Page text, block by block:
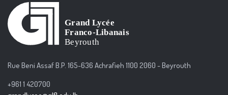
Rue Beni Assaf B.P. 165-636 Achrafieh 1100 2060 - Beyrouth
+961 1 420700